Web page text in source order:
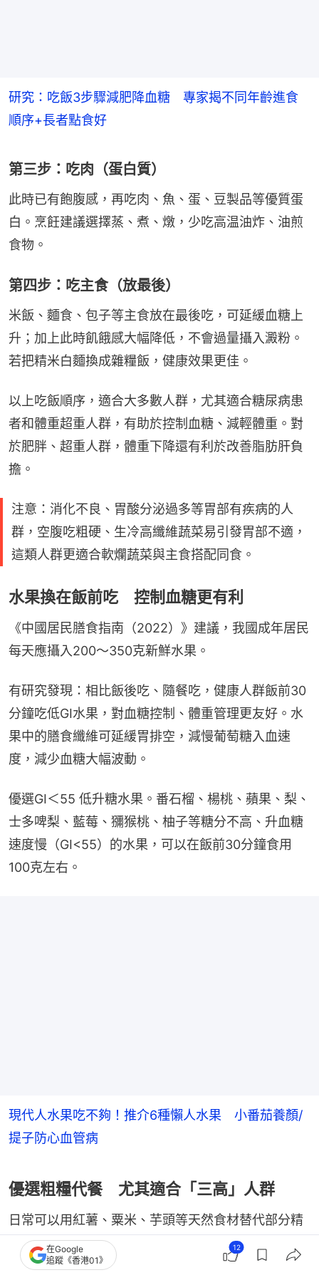
研究：吃飯3步驟減肥降血糖 專家揭不同年齡進食
順序+長者點食好
第三步：吃肉（蛋白質）
此時已有飽腹感，再吃肉、魚、蛋、豆製品等優質蛋
白。烹飪建議選擇蒸、煮、燉，少吃高温油炸、油煎
食物。
第四步：吃主食（放最後）
米飯、麵食、包子等主食放在最後吃，可延緩血糖上
升；加上此時飢餓感大幅降低，不會過量攝入澱粉。
若把精米白麵換成雜糧飯，健康效果更佳。
以上吃飯順序，適合大多數人群，尤其適合糖尿病患
者和體重超重人群，有助於控制血糖、減輕體重。對
於肥胖、超重人群，體重下降還有利於改善脂肪肝負
擔。
注意：消化不良、胃酸分泌過多等胃部有疾病的人
群，空腹吃粗硬、生冷高纖維蔬菜易引發胃部不適，
這類人群更適合軟爛蔬菜與主食搭配同食。
水果換在飯前吃 控制血糖更有利
《中國居民膳食指南（2022）》建議，我國成年居民
每天應攝入200～350克新鮮水果。
有研究發現：相比飯後吃、隨餐吃，健康人群飯前30
分鐘吃低GI水果，對血糖控制、體重管理更友好。水
果中的膳食纖維可延緩胃排空，減慢葡萄糖入血速
度，減少血糖大幅波動。
優選GI＜55 低升糖水果。番石榴、楊桃、蘋果、梨、
士多啤梨、藍莓、獼猴桃、柚子等糖分不高、升血糖
速度慢（GI<55）的水果，可以在飯前30分鐘食用
100克左右。
現代人水果吃不夠！推介6種懶人水果 小番茄養顏/
提子防心血管病
優選粗糧代餐 尤其適合「三高」人群
日常可以用紅薯、粟米、芋頭等天然食材替代部分精
米白麵，尤其適合「三高」人群。
在Google
追蹤《香港01》
12